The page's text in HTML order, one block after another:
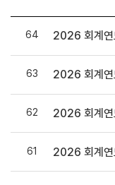
64 2026 회계연
63 2026 회계연
62 2026 회계연
61 2026 회계연